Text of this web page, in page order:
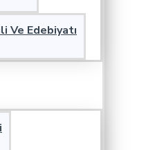
Ve Edebiyatı